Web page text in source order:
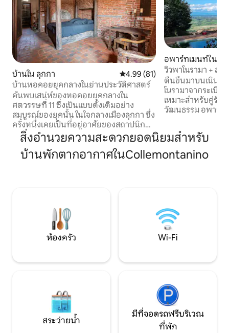
บ้านใน ลุกกา คะแนนเฉลี่ย 4.99 จาก 5, 81 รีวิว
4.99 (81)
บ้านหอคอยยุคกลางในย่านประวัติศาสตร์
ค้นพบเสน่ห์ของหอคอยยุคกลางใน
ศตวรรษที่ 11 ซึ่งเป็นแบบดั้งเดิมอย่าง
สมบูรณ์ของยุคนั้น ในใจกลางเมืองลุกกา ซึ่ง
ครั้งหนึ่งเคยเป็นที่อยู่อาศัยของสถาปนิก
ของมหาวิหารซานมาร์ติโน และต่อมาก็เป็น
บ้านของคนดูแลระฆัง มันตั้งอยู่ที่ด้านล่าง
ของหอระฆัง แต่ระฆังไม่เคยดัง ทำให้มั่นใจ
ฝีมือชาวอิตาลี และที่จอดรถส่วนตัวหน้า
อพาร์ทเมนท์ใน
วิวพาโนรามา + สร
ประวัติศาสตร์ในทั
ตื่นขึ้นมาบนเนินเข
โนรามาจากระเบี
เหมาะสำหรับคู่รัก
วัฒนธรรม อพาร์ทเมนท์ที่มีเสน่ห์แห่งนี้
คานี ผสมผสานคว
กับความสะดวกส
ห้องน้ำสองห้อง ห่างจากปีซาเพียง 40 นาที
ใกล้กับไร่องุ่น อยู่ใ
สิ่งอำนวยความสะดวกยอดนิยมสำหรับ
บ้านพักตากอากาศในCollemontanino
ห้องครัว Wi-Fi
สระว่ายน้ำ
มีที่จอดรถฟรีบริเวณ
ที่พัก